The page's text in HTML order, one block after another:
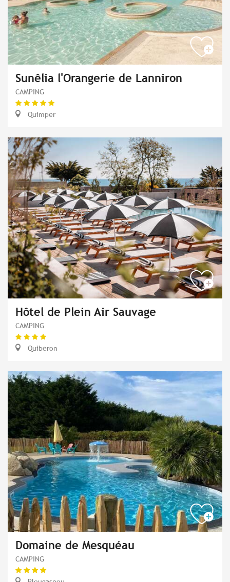
Sunêlia l'Orangerie de Lanniron
CAMPING
Quimper
Hôtel de Plein Air Sauvage
CAMPING
Quiberon
Domaine de Mesquéau
CAMPING